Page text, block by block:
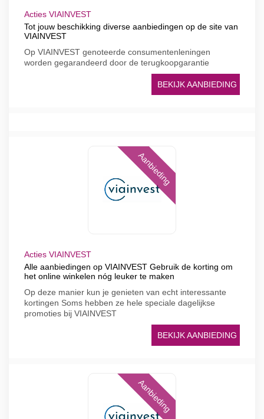
Acties VIAINVEST
Tot jouw beschikking diverse aanbiedingen op de site van
VIAINVEST
Op VIAINVEST genoteerde consumentenleningen
worden gegarandeerd door de terugkoopgarantie
BEKIJK AANBIEDING
Aanbieding
Acties VIAINVEST
Alle aanbiedingen op VIAINVEST Gebruik de korting om
het online winkelen nóg leuker te maken
Op deze manier kun je genieten van echt interessante
kortingen Soms hebben ze hele speciale dagelijkse
promoties bij VIAINVEST
BEKIJK AANBIEDING
Aanbieding